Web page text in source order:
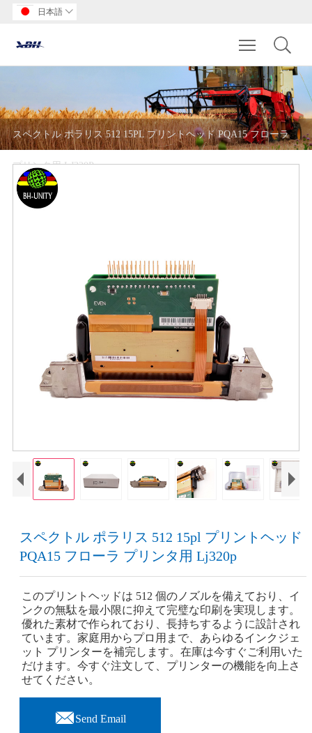
日本語 
Toggle
スペクトル ポラリス 512 15PL プリントヘッド PQA15 フローラ
プリンタ用 LJ320P
スペクトル ポラリス 512 15pl プリントヘッド
PQA15 フローラ プリンタ用 Lj320p
このプリントヘッドは 512 個のノズルを備えており、イ
ンクの無駄を最小限に抑えて完璧な印刷を実現します。
優れた素材で作られており、長持ちするように設計され
ています。家庭用からプロ用まで、あらゆるインクジェ
ット プリンターを補完します。在庫は今すぐご利用いた
だけます。今すぐ注文して、プリンターの機能を向上さ
せてください。
Send Email